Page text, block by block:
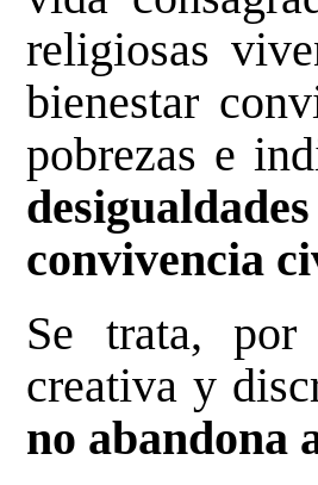
religiosas
bienestar
pobrezas e
convivencia
Se trata,
creativa y
no abandona